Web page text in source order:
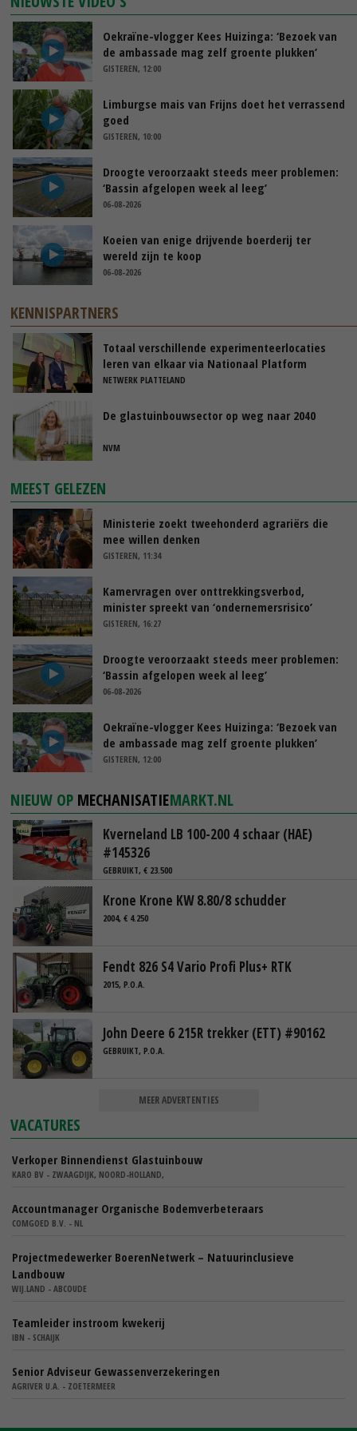
Oekraïne-vlogger Kees Huizinga: ‘Bezoek van
de ambassade mag zelf groente plukken’
GISTEREN, 12:00
Limburgse mais van Frijns doet het verrassend
goed
GISTEREN, 10:00
Droogte veroorzaakt steeds meer problemen:
‘Bassin afgelopen week al leeg’
06-08-2026
Koeien van enige drijvende boerderij ter
wereld zijn te koop
06-08-2026
KENNISPARTNERS
Totaal verschillende experimenteerlocaties
leren van elkaar via Nationaal Platform
NETWERK PLATTELAND
De glastuinbouwsector op weg naar 2040
NVM
MEEST GELEZEN
Ministerie zoekt tweehonderd agrariërs die
mee willen denken
GISTEREN, 11:34
Kamervragen over onttrekkingsverbod,
minister spreekt van ‘ondernemersrisico’
GISTEREN, 16:27
Droogte veroorzaakt steeds meer problemen:
‘Bassin afgelopen week al leeg’
06-08-2026
Oekraïne-vlogger Kees Huizinga: ‘Bezoek van
de ambassade mag zelf groente plukken’
GISTEREN, 12:00
NIEUW OP MECHANISATIEMARKT.NL
Kverneland LB 100-200 4 schaar (HAE)
#145326
GEBRUIKT, € 23.500
Krone Krone KW 8.80/8 schudder
2004, € 4.250
Fendt 826 S4 Vario Profi Plus+ RTK
2015, P.O.A.
John Deere 6 215R trekker (ETT) #90162
GEBRUIKT, P.O.A.
MEER ADVERTENTIES
VACATURES
Verkoper Binnendienst Glastuinbouw
KARO BV - ZWAAGDIJK, NOORD-HOLLAND,
Accountmanager Organische Bodemverbeteraars
COMGOED B.V. - NL
Projectmedewerker BoerenNetwerk – Natuurinclusieve
Landbouw
WIJ.LAND - ABCOUDE
Teamleider instroom kwekerij
IBN - SCHAIJK
Senior Adviseur Gewassenverzekeringen
AGRIVER U.A. - ZOETERMEER